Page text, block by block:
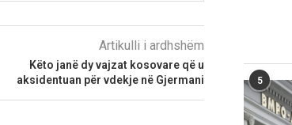
Artikulli i ardhshëm
Këto janë dy vajzat kosovare që u
aksidentuan për vdekje në Gjermani
5